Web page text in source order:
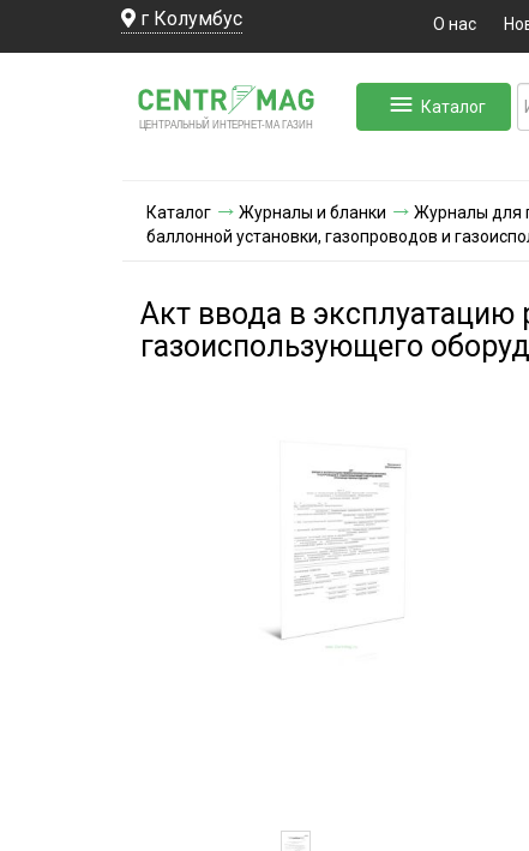
г Колумбус О нас
ЦЕНТРАЛЬНЫЙ ИНТЕРНЕТ-МА ГАЗИН
Каталог
Каталог Журналы и бланки Журналы для
баллонной установки, газопроводов и
Акт ввода в эксплуатацию
газоиспользующего